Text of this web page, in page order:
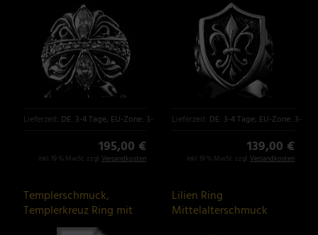
Lieferzeit: DE: 3-4 Tage, EU-Zone: 3-6 Tage
195,00 €
inkl. 19 % MwSt. zzgl. Versandkosten
Lieferzeit: DE: 3-4 Tage, EU-Zone: 3-6
139,00 €
inkl. 19 % MwSt. zzgl. Versandkosten
Templerschmuck,
Templerkreuz Ring mit
Musterung
Lilien Ring
Mittelalterschmuck